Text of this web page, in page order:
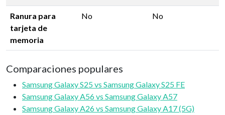
Ranura para
tarjeta de
memoria
No No
Comparaciones populares
Samsung Galaxy S25 vs Samsung Galaxy S25 FE
Samsung Galaxy A56 vs Samsung Galaxy A57
Samsung Galaxy A26 vs Samsung Galaxy A17 (5G)